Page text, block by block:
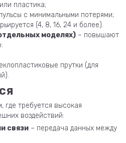
пластика;
с минимальными потерями;
(4, 8, 16, 24 и более).
моделях) – повышают
прутки (для
где требуется высокая
воздействий:
связи – передача данных между